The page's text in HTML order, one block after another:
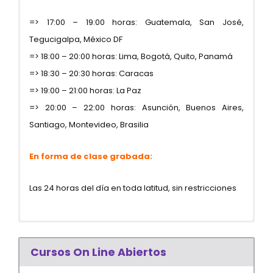
=> 17:00 – 19:00 horas: Guatemala, San José,
Tegucigalpa, México DF
=> 18:00 – 20:00 horas: Lima, Bogotá, Quito, Panamá
=> 18:30 – 20:30 horas: Caracas
=> 19:00 – 21:00 horas: La Paz
=> 20:00 – 22:00 horas: Asunción, Buenos Aires,
Santiago, Montevideo, Brasilia
En forma de clase grabada:
Las 24 horas del día en toda latitud, sin restricciones
¿Desde mi ciudad puedo llevar el curso?
Teléfono: (51.1) 442.1218
Celulares: (51) #994.187.618 / (51)
Cursos On Line Abiertos